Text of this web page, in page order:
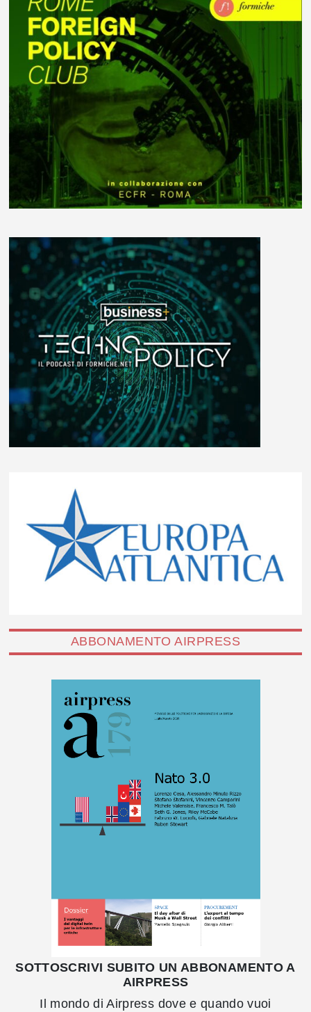
ABBONAMENTO AIRPRESS
SOTTOSCRIVI SUBITO UN ABBONAMENTO A
AIRPRESS
Il mondo di Airpress dove e quando vuoi